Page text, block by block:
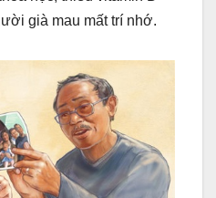
n
e
già mau mất trí nhớ.